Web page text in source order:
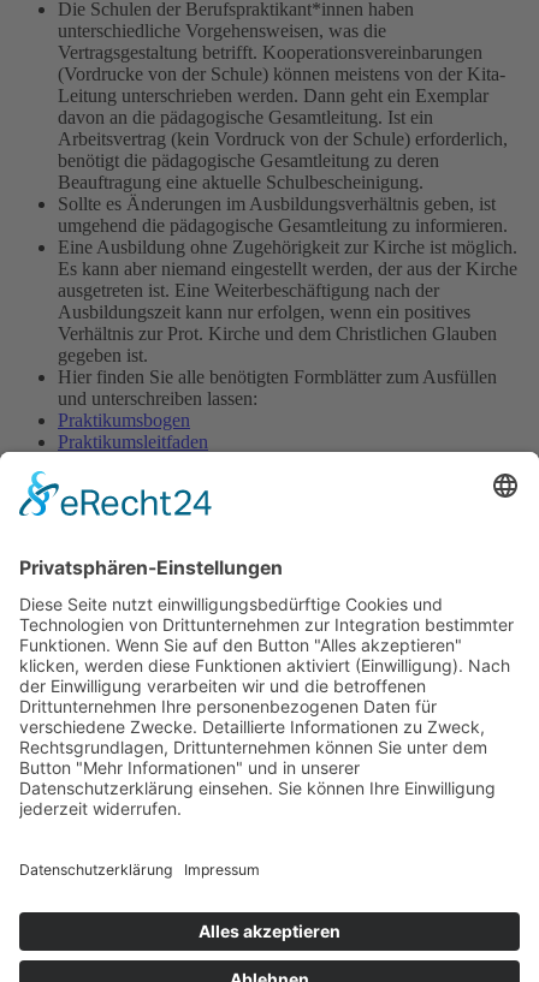
Die Schulen der Berufspraktikant*innen haben
unterschiedliche Vorgehensweisen, was die
Vertragsgestaltung betrifft. Kooperationsvereinbarungen
(Vordrucke von der Schule) können meistens von der Kita-
Leitung unterschrieben werden. Dann geht ein Exemplar
davon an die pädagogische Gesamtleitung. Ist ein
Arbeitsvertrag (kein Vordruck von der Schule) erforderlich,
benötigt die pädagogische Gesamtleitung zu deren
Beauftragung eine aktuelle Schulbescheinigung.
Sollte es Änderungen im Ausbildungsverhältnis geben, ist
umgehend die pädagogische Gesamtleitung zu informieren.
Eine Ausbildung ohne Zugehörigkeit zur Kirche ist möglich.
Es kann aber niemand eingestellt werden, der aus der Kirche
ausgetreten ist. Eine Weiterbeschäftigung nach der
Ausbildungszeit kann nur erfolgen, wenn ein positives
Verhältnis zur Prot. Kirche und dem Christlichen Glauben
gegeben ist.
Hier finden Sie alle benötigten Formblätter zum Ausfüllen
und unterschreiben lassen:
Praktikumsbogen
Praktikumsleitfaden
Datenschutz_Merkblatt
Ausbildungsverlauf
Selbstverpflichtungeerklärung und Verhaltenskodex im
Verbund
IfSG_EFAs informiert_Praktikum
Kitas
Übersicht
Über uns
Struktur
Team
Kita-Gespräche
Ausbildung
Aktuelles